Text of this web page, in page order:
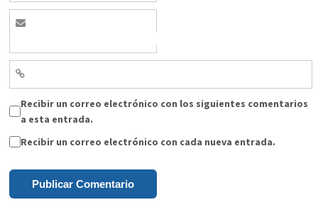
Recibir un correo electrónico con los siguientes comentarios
a esta entrada.
Recibir un correo electrónico con cada nueva entrada.